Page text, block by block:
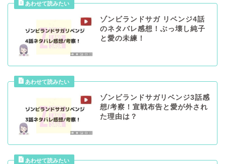
ゾンビランドサガ リベンジ4話
のネタバレ感想！ぶっ壊し純子
と愛の未練！
ゾンビランドサガリベンジ3話感
想/考察！宣戦布告と愛が外され
た理由は？